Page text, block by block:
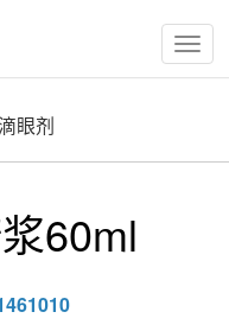
按
钮
眼剂
60ml